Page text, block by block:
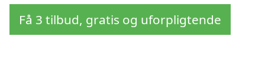
Få 3 tilbud, gratis og uforpligtende